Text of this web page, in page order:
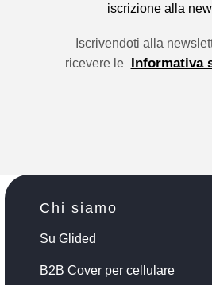
iscrizione alla
Iscrivendoti alla
ricevere le Informativa
Chi siamo
Su Glided
B2B Cover per cellulare